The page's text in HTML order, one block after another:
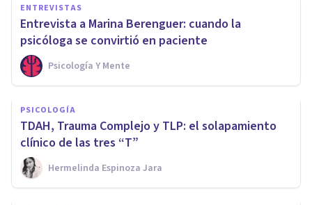
ENTREVISTAS
Entrevista a Marina Berenguer: cuando la
psicóloga se convirtió en paciente
Psicología Y Mente
PSICOLOGÍA
TDAH, Trauma Complejo y TLP: el solapamiento
clínico de las tres “T”
Hermelinda Espinoza Jara